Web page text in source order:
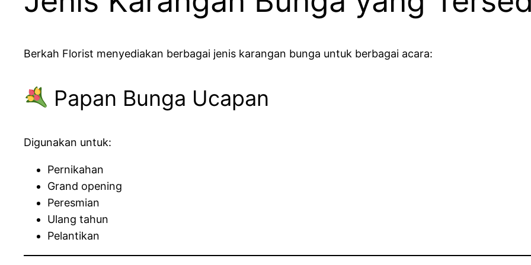
Berkah Florist menyediakan berbagai jenis karangan bunga untuk berbagai acara:
Papan Bunga Ucapan
Digunakan untuk:
Pernikahan
Grand opening
Peresmian
Ulang tahun
Pelantikan